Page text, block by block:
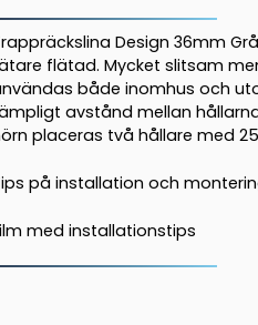
Design 36mm
flätad. Mycket slitsam
både inomhus och
avstånd mellan
placeras två hållare med
på installation och
med installationstips